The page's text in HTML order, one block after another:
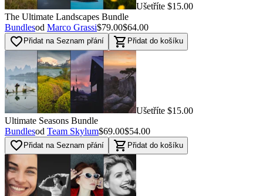
Ušetříte $15.00
The Ultimate Landscapes Bundle
Bundlesod Marco Grassi$79.00$64.00
favorite_border Přidat na Seznam přání shopping_cart Přidat do košíku
Ušetříte $15.00
Ultimate Seasons Bundle
Bundlesod Team Skylum$69.00$54.00
favorite_border Přidat na Seznam přání shopping_cart Přidat do košíku